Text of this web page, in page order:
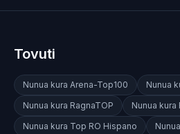
Tovuti
Nunua kura Arena-Top100 Nunua
Nunua kura RagnaTOP Nunua kura
Nunua kura Top RO Hispano